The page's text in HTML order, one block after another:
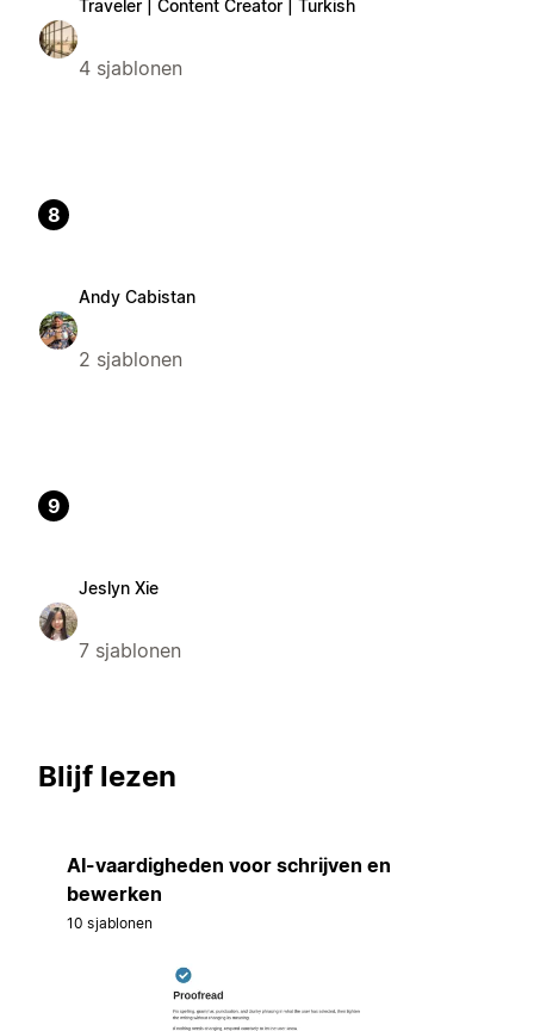
Traveler | Content Creator | Turkish
4 sjablonen
8
Andy Cabistan
2 sjablonen
9
Jeslyn Xie
7 sjablonen
Blijf lezen
AI-vaardigheden voor schrijven en
bewerken
10 sjablonen